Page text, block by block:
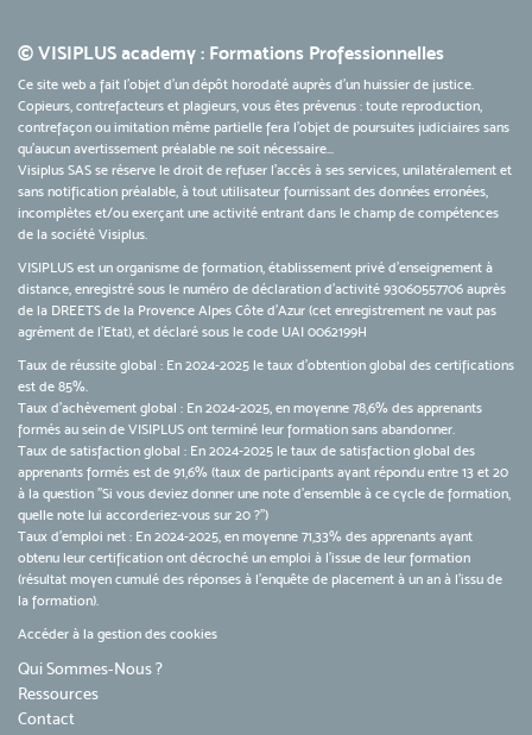
© VISIPLUS academy : Formations Professionnelles
Ce site web a fait l'objet d'un dépôt horodaté auprès d'un huissier de justice.
Copieurs, contrefacteurs et plagieurs, vous êtes prévenus : toute reproduction,
contrefaçon ou imitation même partielle fera l'objet de poursuites judiciaires sans
qu’aucun avertissement préalable ne soit nécessaire...
Visiplus SAS se réserve le droit de refuser l'accès à ses services, unilatéralement et
sans notification préalable, à tout utilisateur fournissant des données erronées,
incomplètes et/ou exerçant une activité entrant dans le champ de compétences
de la société Visiplus.
VISIPLUS est un organisme de formation, établissement privé d’enseignement à
distance, enregistré sous le numéro de déclaration d’activité 93060557706 auprès
de la DREETS de la Provence Alpes Côte d’Azur (cet enregistrement ne vaut pas
agrément de l’Etat), et déclaré sous le code UAI 0062199H
Taux de réussite global : En 2024-2025 le taux d'obtention global des certifications
est de 85%.
Taux d’achèvement global : En 2024-2025, en moyenne 78,6% des apprenants
formés au sein de VISIPLUS ont terminé leur formation sans abandonner.
Taux de satisfaction global : En 2024-2025 le taux de satisfaction global des
apprenants formés est de 91,6% (taux de participants ayant répondu entre 13 et 20
à la question "Si vous deviez donner une note d’ensemble à ce cycle de formation,
quelle note lui accorderiez-vous sur 20 ?")
Taux d’emploi net : En 2024-2025, en moyenne 71,33% des apprenants ayant
obtenu leur certification ont décroché un emploi à l'issue de leur formation
(résultat moyen cumulé des réponses à l'enquête de placement à un an à l'issu de
la formation).
Accéder à la gestion des cookies
Qui Sommes-Nous ?
Ressources
Contact